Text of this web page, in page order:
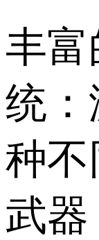
丰
统：
种不
武器